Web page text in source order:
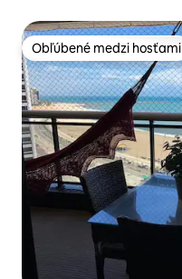
Obľúbené medzi hosťami
Obľúbené medzi hosťami